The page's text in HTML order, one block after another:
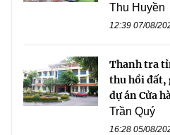
Thu Huyền
12:39 07/08/
Thanh tra
thu hồi đất,
dự án Cửa
Trần Quý
16:28 05/08/